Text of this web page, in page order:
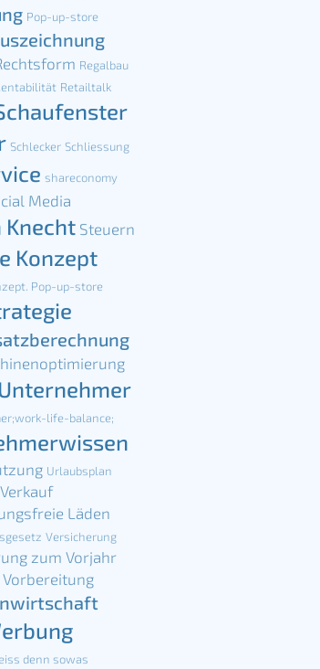
Pop-up-store
Regalbau
Retailtalk
Schlecker Schliessung
shareconomy
Media
Knecht Steuern
Konzept
Pop-up-store
Unternehmer
life-balance;
Urlaubsplan
Verkauf
Läden
Versicherung
zum Vorjahr
Vorbereitung
denn sowas